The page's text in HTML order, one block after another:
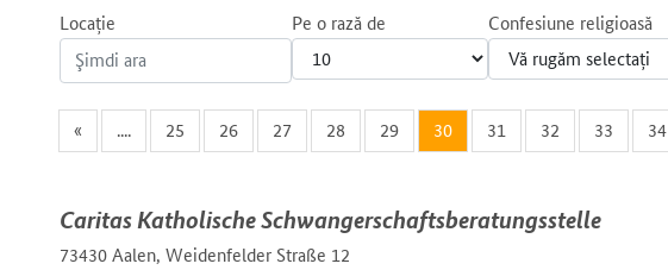
Locație Pe o rază de Confesiune religioasă
« .... 25 26 27 28 29 30 31 32 33 34
Caritas Katholische Schwangerschaftsberatungsstelle
73430 Aalen, Weidenfelder Straße 12